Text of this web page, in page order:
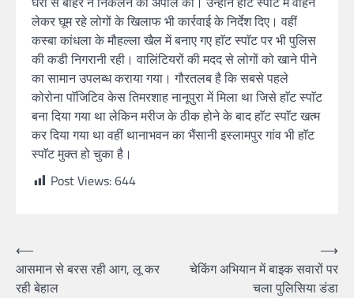
लेकर घूम रहे लोगों के खिलाफ भी कार्रवाई के निर्देश दिए। वहीं
कस्बा कांधला के मौहल्ला खैल में बनाए गए हाॅट स्पाॅट पर भी पुलिस
की कडी निगरानी रही। वालिंटियरों की मदद से लोगों को खाने पीने
का सामान उपलब्ध कराया गया। गौरतलब है कि सबसे पहले
कोरोना पाॅजिटिव केस तिमरशाह नानूपुरा में मिला था जिसे हाॅट स्पाॅट
बना दिया गया था लेकिन मरीज के ठीक होने के बाद हाॅट स्पाॅट खत्म
कर दिया गया था वहीं थानाभवन का भैंसानी इस्लामपुर गांव भी हाॅट
स्पाॅट मुक्त हो चुका है।
Post Views:644
⟵
आसमान से बरस रही आग, लू कर
रही बेहाल
चेकिंग अभियान में बाइक सवारों पर
चला पुलिसिया डंडा
⟶